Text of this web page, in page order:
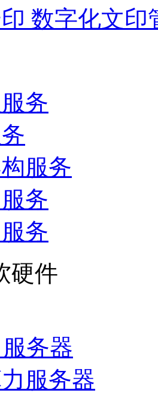
数字化文印
务
服务
务
务
硬件
务器
服务器